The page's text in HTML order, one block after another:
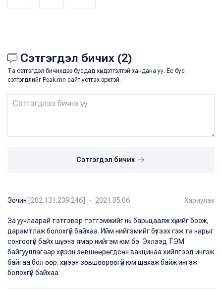
Сэтгэгдэл бичих (2)
Та сэтгэгдэл бичихдээ бусдад хүндэтгэлтэй хандана уу. Ёс бус
сэтгэгдлийг Peak.mn сайт устгах эрхтэй.
Сэтгэгдэл бичих
Зочин [202.131.239.246] ・ 2021.05.06 Хариулах
За уучлаарай тэтгэвэр тэтгэмжийг нь барьцаалж хүнийг боож,
дарамтлаж болохгүй байхаа. Ийм нийгэмийг бүтээх гэж та нарыг
сонгоогүй байх шүү. энэ ямар нийгэм юм бэ. Эхлээд ТЭМ
байгууллагаар хүлээн зөвшөөрөгдсөн вакцинаа хийлгээд ингэж
байгаа бол өөр. хүлээн зөвшөөрөөгүй юм шахаж байж ингэж
болохгүй байхаа